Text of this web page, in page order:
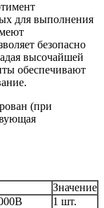
для выполнения
безопасно
высочайшей
обеспечивают
(при
Значение
1 шт.